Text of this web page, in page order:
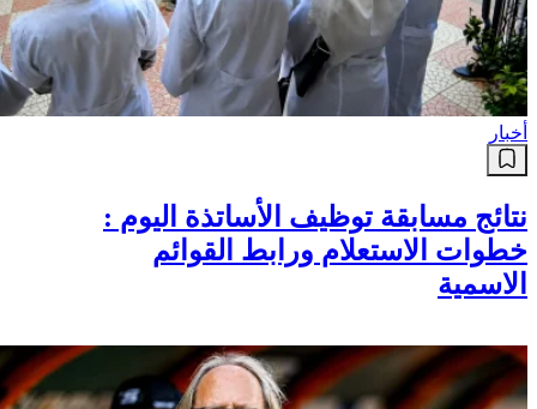
أخبار
نتائج مسابقة توظيف الأساتذة اليوم :
خطوات الاستعلام ورابط القوائم
الاسمية